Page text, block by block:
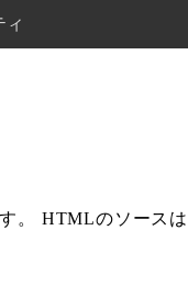
ィ
。 HTMLのソース